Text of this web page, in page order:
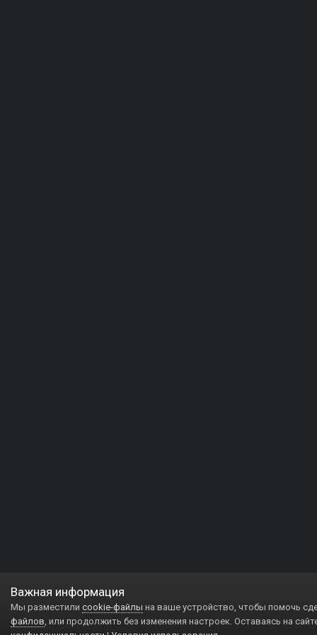
Важная информация
Мы разместили cookie-файлы на ваше устройство, чтобы помочь
файлов, или продолжить без изменения настроек. Оставаясь на